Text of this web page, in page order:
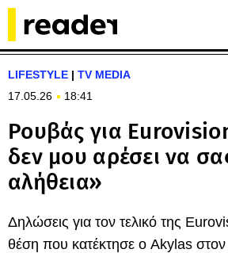
LIFESTYLE | TV MEDIA
17.05.26
18:41
Ρουβάς για
δεν μου αρέσει να
αλήθεια»
Δηλώσεις για τον τελικό της
θέση που κατέκτησε ο Akylas στον